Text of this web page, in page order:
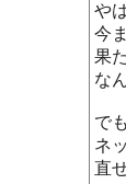
や
今
果
な
で
ネ
直